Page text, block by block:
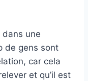
dans une
de gens sont
car cela
et qu’il est